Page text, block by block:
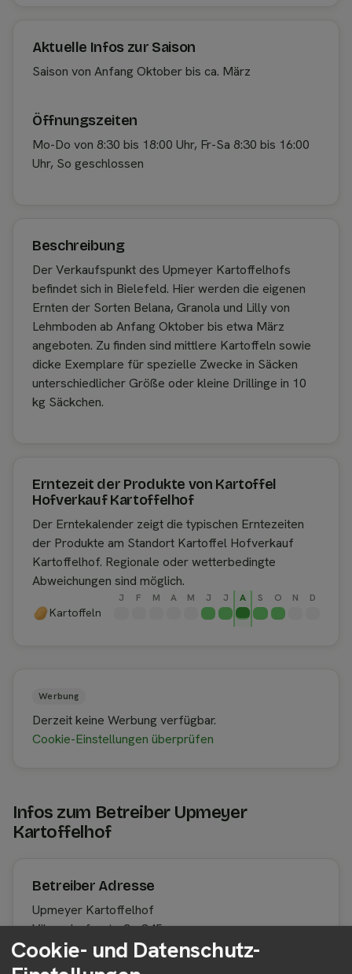
Aktuelle Infos zur Saison
Saison von Anfang Oktober bis ca. März
Öffnungszeiten
Mo-Do von 8:30 bis 18:00 Uhr, Fr-Sa 8:30 bis 16:00
Uhr, So geschlossen
Beschreibung
Der Verkaufspunkt des Upmeyer Kartoffelhofs
befindet sich in Bielefeld. Hier werden die eigenen
Ernten der Sorten Belana, Granola und Lilly von
Lehmboden ab Anfang Oktober bis etwa März
angeboten. Zu finden sind mittlere Kartoffeln sowie
dicke Exemplare für spezielle Zwecke in Säcken
unterschiedlicher Größe oder kleine Drillinge in 10
kg Säckchen.
Erntezeit der Produkte von Kartoffel
Hofverkauf Kartoffelhof
Der Erntekalender zeigt die typischen Erntezeiten
der Produkte am Standort Kartoffel Hofverkauf
Kartoffelhof. Regionale oder wetterbedingte
Abweichungen sind möglich.
J F M A M J J A S O N D
Kartoffeln
Werbung
Derzeit keine Werbung verfügbar.
Cookie-Einstellungen überprüfen
Infos zum Betreiber Upmeyer
Kartoffelhof
Betreiber Adresse
Upmeyer Kartoffelhof
Vilsendorferstraße 345
33739 Bielefeld
Nordrhein-Westfalen
Cookie- und Datenschutz-